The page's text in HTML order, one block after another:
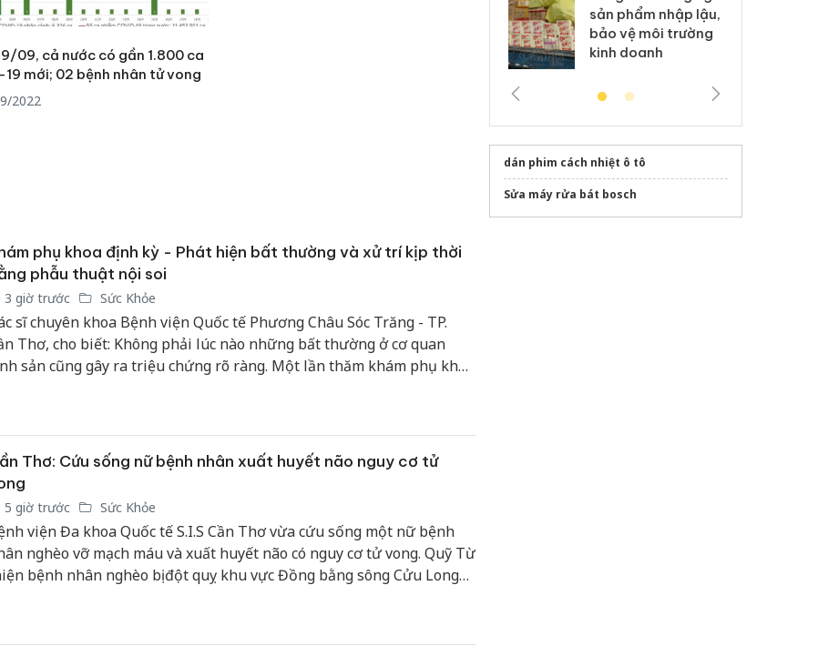
09, cả nước có gần 1.800 ca
mới; 02 bệnh nhân tử vong
2022
phụ khoa định kỳ - Phát hiện bất thường và xử trí kịp thời
phẫu thuật nội soi
3 giờ trước Sức Khỏe
sĩ chuyên khoa Bệnh viện Quốc tế Phương Châu Sóc Trăng - TP.
Thơ, cho biết: Không phải lúc nào những bất thường ở cơ quan
sản cũng gây ra triệu chứng rõ ràng. Một lần thăm khám phụ khoa
Thơ: Cứu sống nữ bệnh nhân xuất huyết não nguy cơ tử
5 giờ trước Sức Khỏe
viện Đa khoa Quốc tế S.I.S Cần Thơ vừa cứu sống một nữ bệnh
nghèo vỡ mạch máu và xuất huyết não có nguy cơ tử vong. Quỹ Từ
bệnh nhân nghèo bị đột quỵ khu vực Đồng bằng sông Cửu Long
sản phẩm nhập lậu,
bảo vệ môi trường
kinh doanh
dán phim cách nhiệt ô tô
Sửa máy rửa bát bosch